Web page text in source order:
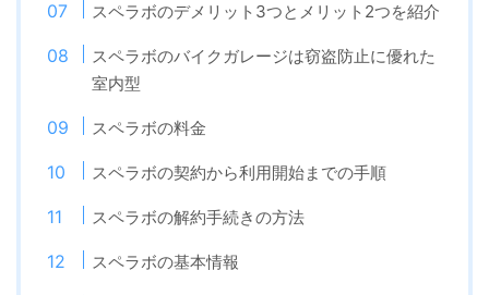
スペラボのデメリット3つとメリット2つを紹介
スペラボのバイクガレージは窃盗防止に優れた
室内型
スペラボの料金
スペラボの契約から利用開始までの手順
スペラボの解約手続きの方法
スペラボの基本情報